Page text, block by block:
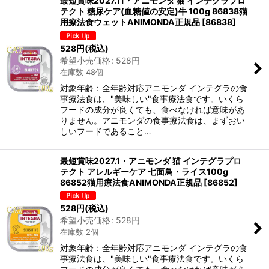
テクト 糖尿ケア(血糖値の安定)牛 100g 86838猫
用療法食ウェットANIMONDA正規品 [86838]
528円(税込)
希望小売価格: 528円
在庫数 48個
対象年齢：全年齢対応アニモンダ インテグラの食
事療法食は、"美味しい"食事療法食です。いくら
フードの成分が良くても、食べなければ意味があ
りません。アニモンダの食事療法食は、まずおい
しいフードであること…
最短賞味2027.1・アニモンダ 猫 インテグラプロ
テクト アレルギーケア 七面鳥・ライス100g
86852猫用療法食ANIMONDA正規品 [86852]
528円(税込)
希望小売価格: 528円
在庫数 2個
対象年齢：全年齢対応アニモンダ インテグラの食
事療法食は、"美味しい"食事療法食です。いくら